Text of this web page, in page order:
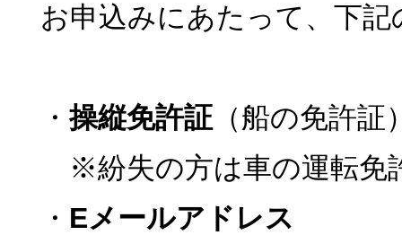
お申込みにあたって、下
・操縦免許証（船の免許証
※紛失の方は車の運転免
・ Eメールアドレス